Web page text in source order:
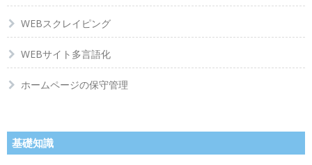
WEBスクレイピング
WEBサイト多言語化
ホームページの保守管理
基礎知識